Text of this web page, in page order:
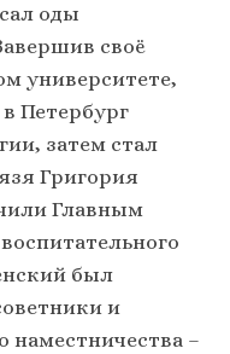
оды
своё
университете,
Петербург
затем стал
Григория
Главным
был
и
наместничества –